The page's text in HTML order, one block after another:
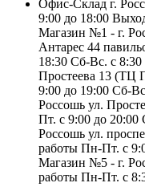
Офис-Склад г.
9:00 до 18:00
Магазин №1 - г.
Антарес 44
18:30 Сб-Вс. с
Простеева 13 (ТЦ
9:00 до 19:00 Сб-
Россошь ул.
Пт. с 9:00 до
Россошь ул.
работы Пн-Пт. с
Магазин №5 - г.
работы Пн-Пт. с